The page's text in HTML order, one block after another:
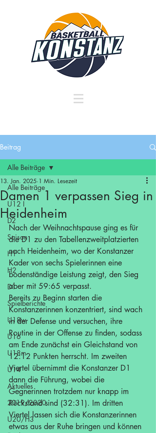
Beitrag
Alle Beiträge
U12 I
D2
Saison
H1
H2
D1
Spielberichte
U18w
U16
U18m
U14
Aktuelles
2019/2020
U20/H3
Alle Beiträge
Damen 1 verpassen Sieg in
Heidenheim
13. Jan. 2025 1 Min. Lesezeit
Nach der Weihnachtspause ging es für
die D1 zu den Tabellenzweitplatzierten
nach Heidenheim, wo der Konstanzer
Kader von sechs Spielerinnen eine
bodenständige Leistung zeigt, den Sieg
aber mit 59:65 verpasst.
Bereits zu Beginn starten die
Konstanzerinnen konzentriert, sind wach
in der Defense und versuchen, ihre
Routine in der Offense zu finden, sodass
am Ende zunächst ein Gleichstand von
12:12 Punkten herrscht. Im zweiten
Viertel übernimmt die Konstanzer D1
dann die Führung, wobei die
Gegnerinnen trotzdem nur knapp im
Rückstand sind (32:31). Im dritten
Viertel lassen sich die Konstanzerinnen
etwas aus der Ruhe bringen und können